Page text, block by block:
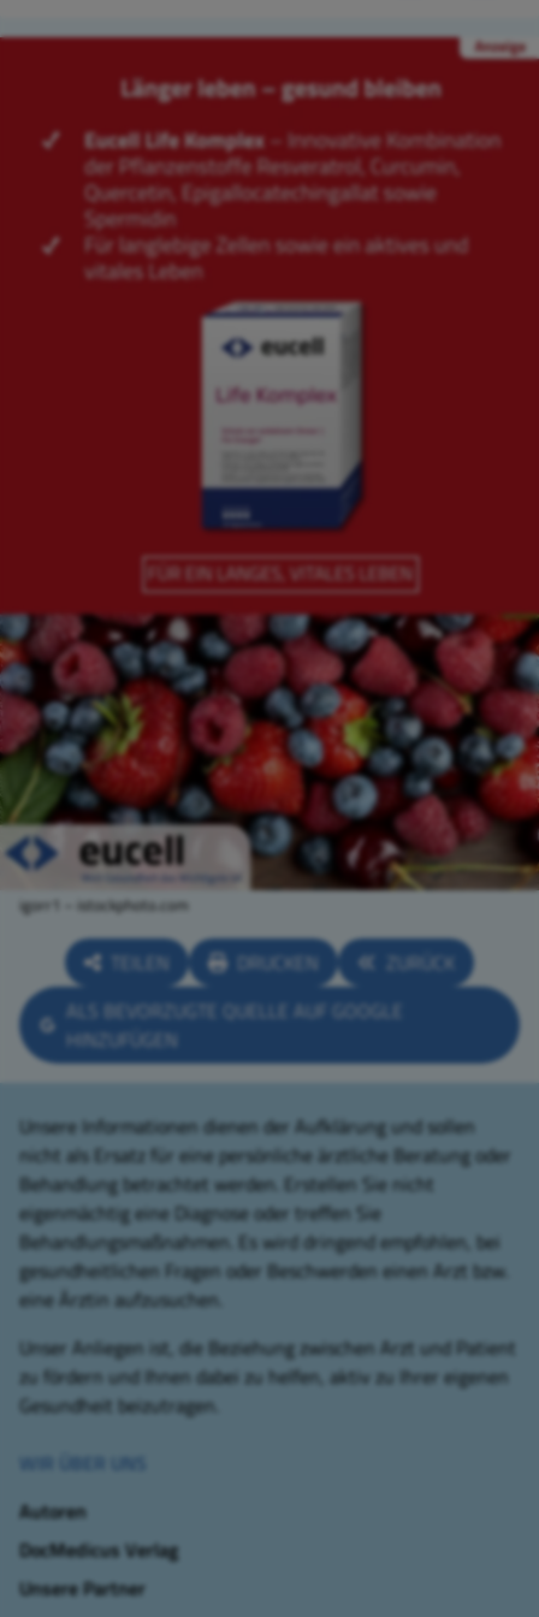
igorr1 – istockphoto.com
TEILEN DRUCKEN
ZURÜCK
ALS BEVORZUGTE QUELLE AUF GOOGLE
HINZUFÜGEN
Unsere Informationen dienen der Aufklärung und sollen
nicht als Ersatz für eine persönliche ärztliche Beratung oder
Behandlung betrachtet werden. Erstellen Sie nicht
eigenmächtig eine Diagnose oder treffen Sie
Behandlungsmaßnahmen. Es wird dringend empfohlen, bei
gesundheitlichen Fragen oder Beschwerden einen Arzt bzw.
eine Ärztin aufzusuchen.
Unser Anliegen ist, die Beziehung zwischen Arzt und Patient
zu fördern und Ihnen dabei zu helfen, aktiv zu Ihrer eigenen
Gesundheit beizutragen.
WIR ÜBER UNS
Autoren
DocMedicus Verlag
Unsere Partner